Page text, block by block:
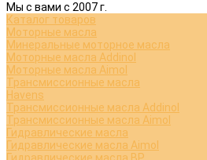
Мы с вами с 2007 г.
Каталог товаров
Моторные масла
Минеральные моторное масла
Моторные масла Addinol
Моторные масла Aimol
Трансмиссионные масла
Havens
Трансмиссионные масла Addinol
Трансмиссионные масла Aimol
Гидравлические масла
Гидравлические масла Aimol